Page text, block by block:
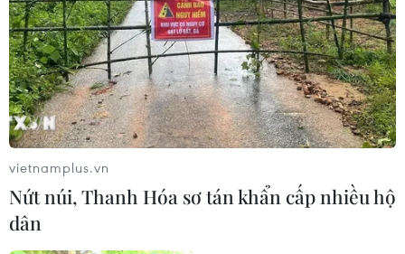
vietnamplus.vn
Nứt núi, Thanh Hóa sơ tán khẩn cấp nhiều hộ
dân